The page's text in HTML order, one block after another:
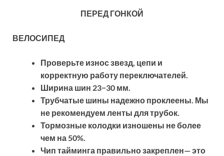
ПЕРЕД ГОНКОЙ
ВЕЛОСИПЕД
Проверьте износ звезд, цепи и
корректную работу переключателей.
Ширина шин 23−30 мм.
Трубчатые шины надежно проклеены. Мы
не рекомендуем ленты для трубок.
Тормозные колодки изношены не более
чем на 50%.
Чип тайминга правильно закреплен— это